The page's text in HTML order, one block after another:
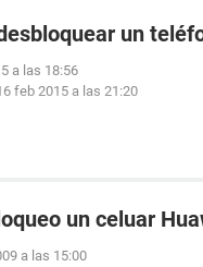
un
a las 18:56
feb 2015 a las 21:20
un celuar
a las 15:00